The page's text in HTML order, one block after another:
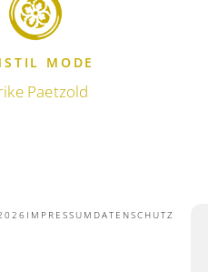
MODE
Paetzold
IMPRESSUM DATENSCHUTZ